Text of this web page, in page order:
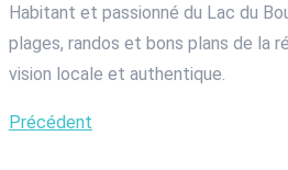
Habitant et passionné du Lac du
plages, randos et bons plans de la
vision locale et authentique.
Précédent